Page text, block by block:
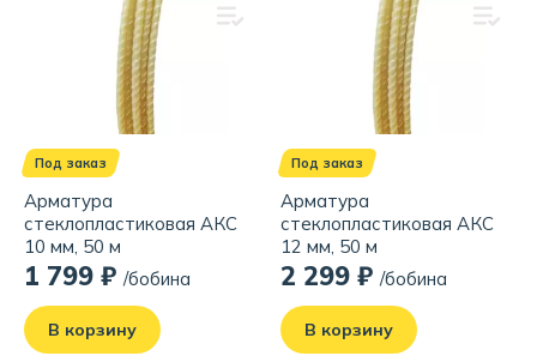
Под заказ
Арматура
стеклопластиковая АКС
10 мм, 50 м
1 799 ₽ /бобина
В корзину
Под заказ
Арматура
стеклопластиковая АКС
12 мм, 50 м
2 299 ₽ /бобина
В корзину